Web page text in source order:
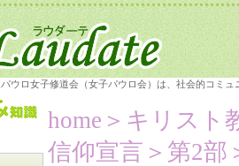
ウロ女子修道会（女子パウロ会）は、社会的コミ
home ＞キリスト
信仰宣言＞第2